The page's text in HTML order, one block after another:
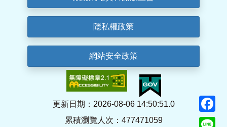
隱私權政策
網站安全政策
更新日期：2026-08-06 14:50:51.0
累積瀏覽人次：477471059